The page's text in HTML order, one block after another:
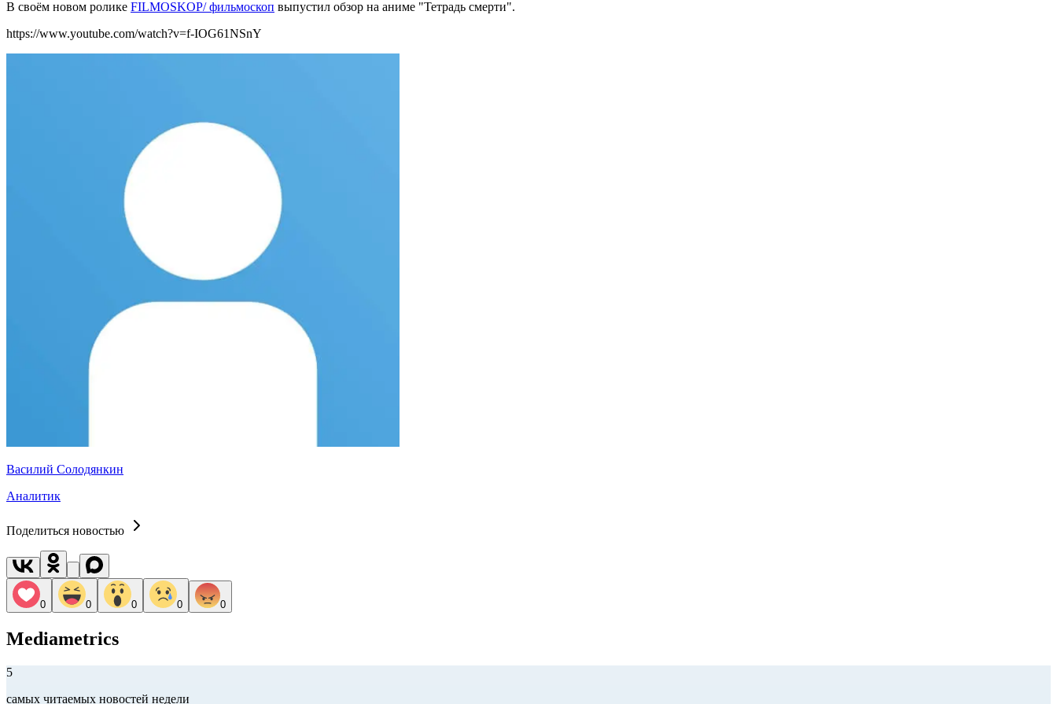
В своём новом ролике FILMOSKOP/ фильмоскоп выпустил обзор на аниме "Тетрадь смерти".
https://www.youtube.com/watch?v=f-IOG61NSnY
Василий Солодянкин
Аналитик
Поделиться новостью
0 0 0 0 0
Mediametrics
5
самых читаемых новостей недели